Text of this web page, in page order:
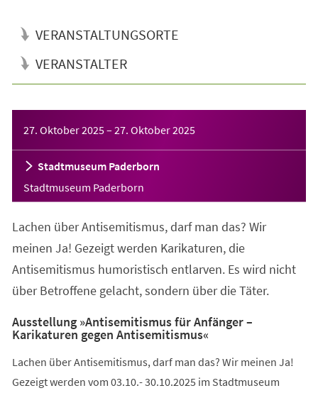
VERANSTALTUNGSORTE
VERANSTALTER
27. Oktober 2025– 27. Oktober 2025
Stadtmuseum Paderborn
Stadtmuseum Paderborn
Lachen über Antisemitismus, darf man das? Wir
meinen Ja! Gezeigt werden Karikaturen, die
Antisemitismus humoristisch entlarven. Es wird nicht
über Betroffene gelacht, sondern über die Täter.
Ausstellung »Antisemitismus für Anfänger –
Karikaturen gegen Antisemitismus«
Lachen über Antisemitismus, darf man das? Wir meinen Ja!
Gezeigt werden vom 03.10.- 30.10.2025 im Stadtmuseum